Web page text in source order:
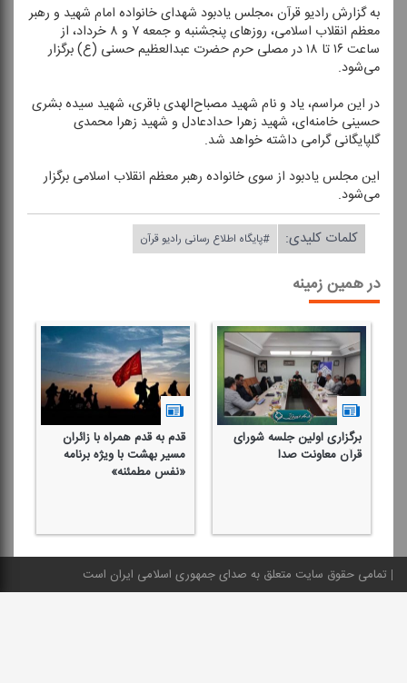
به گزارش رادیو قرآن ،مجلس یادبود شهدای خانواده امام شهید و رهبر
معظم انقلاب اسلامی، روزهای پنجشنبه و جمعه ۷ و ۸ خرداد، از
ساعت ۱۶ تا ۱۸ در مصلی حرم حضرت عبدالعظیم حسنی (ع) برگزار
می‌شود.
در این مراسم، یاد و نام شهید مصباح‌الهدی باقری، شهید سیده بشری
حسینی خامنه‌ای، شهید زهرا حدادعادل و شهید زهرا محمدی
گلپایگانی گرامی داشته خواهد شد.
این مجلس یادبود از سوی خانواده رهبر معظم انقلاب اسلامی برگزار
می‌شود.
کلمات کلیدی:
#پایگاه اطلاع رسانی رادیو قرآن
در همین زمینه
برگزاری اولین جلسه شورای
قرآن معاونت صدا
قدم به قدم همراه با زائران
مسیر بهشت با ویژه برنامه
«نفس مطمئنه»
تمامی حقوق سایت متعلق به صدای جمهوری اسلامی ایران است